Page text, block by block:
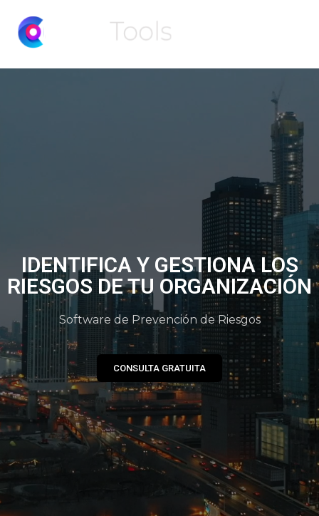
IDENTIFICA Y GESTIONA LOS
RIESGOS DE TU ORGANIZACIÓN
Software de Prevención de Riesgos
CONSULTA GRATUITA